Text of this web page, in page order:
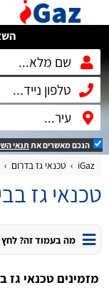
הנכם מאשרים אתתנאי
iGaz טכנאי גז בדרום
טכנאי גז
מה בעמוד זה? לחץ
מזמינים טכנאי גז